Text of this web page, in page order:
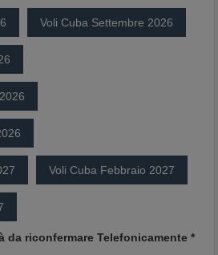
Voli Cuba Settembre 2026
Voli Cuba Febbraio 2027
da riconfermare Telefonicamente *